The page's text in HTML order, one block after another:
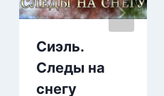
Сиэль.
Следы на
снегу